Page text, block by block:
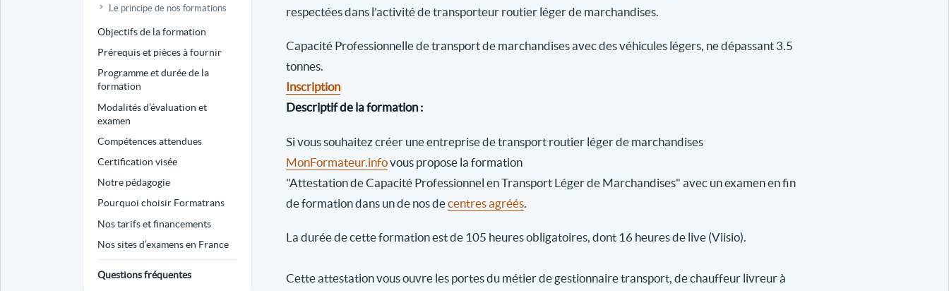
Le principe de nos formations
Objectifs de la formation
Prérequis et pièces à fournir
Programme et durée de la
formation
Modalités d’évaluation et
examen
Compétences attendues
Certification visée
Notre pédagogie
Pourquoi choisir Formatrans
Nos tarifs et financements
Nos sites d’examens en France
Questions fréquentes
respectées dans l’activité de transporteur routier léger de marchandises.
Capacité Professionnelle de transport de marchandises avec des véhicules légers, ne dépassant 3.5
tonnes.
Inscription
Descriptif de la formation :
Si vous souhaitez créer une entreprise de transport routier léger de marchandises
MonFormateur.infovous propose la formation
"Attestation de Capacité Professionnel en Transport Léger de Marchandises" avec un examen en fin
de formation dans un de nos decentres agréés
La durée de cette formation est de 105 heures obligatoires, dont 16 heures de live (Viisio).
Cette attestation vous ouvre les portes du métier de gestionnaire transport, de chauffeur livreur à